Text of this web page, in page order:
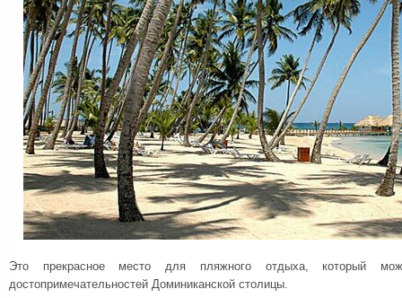
Это прекрасное место для пляжного отдыха, который
достопримечательностей Доминиканской столицы.